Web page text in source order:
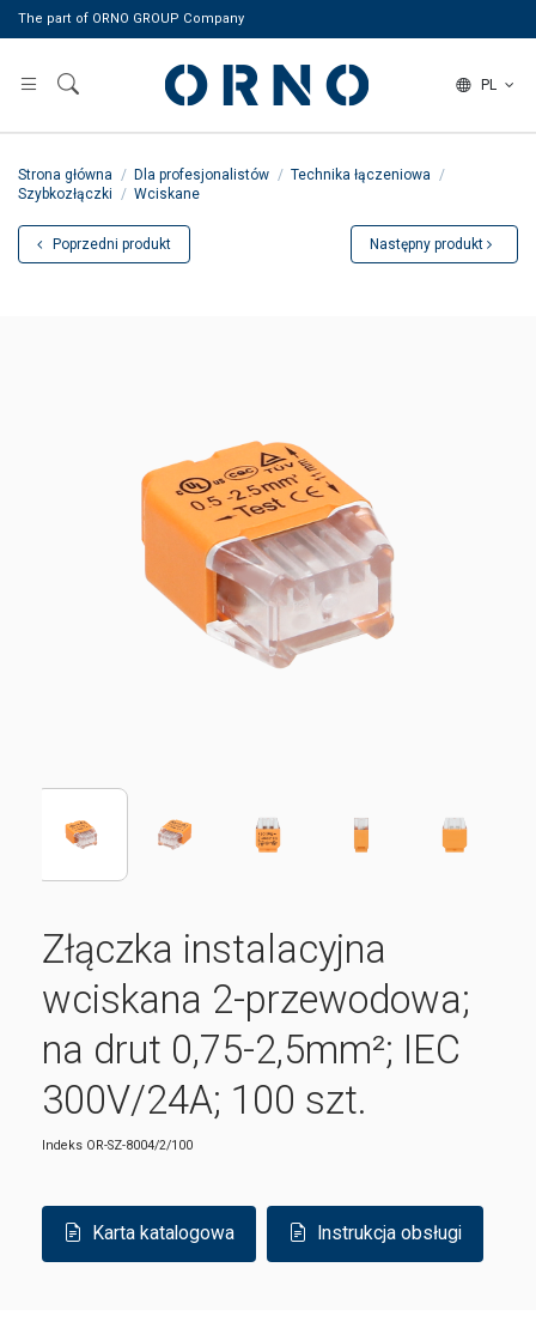
The part of ORNO GROUP Company
PL
Strona główna Dla profesjonalistów
Technika łączeniowa
Szybkozłączki
Wciskane
Poprzedni produkt Następny produkt
Złączka instalacyjna
wciskana 2-przewodowa;
na drut 0,75-2,5mm²; IEC
300V/24A; 100 szt.
Indeks OR-SZ-8004/2/100
Karta katalogowa Instrukcja obsługi